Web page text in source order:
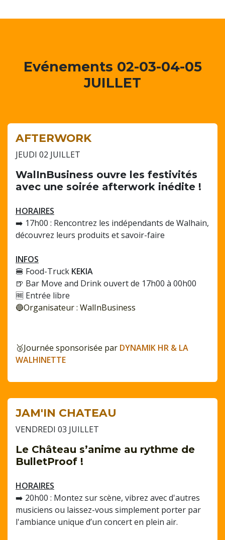
Evénements 02-03-04-05
JUILLET
AFTERWORK
JEUDI 02 JUILLET
WalInBusiness ouvre les festivités
avec une soirée afterwork inédite !
HORAIRES
➡️ 17h00 : Rencontrez les indépendants de Walhain,
découvrez leurs produits et savoir-faire
INFOS
🍔 Food-Truck KEKIA
🍺 Bar Move and Drink ouvert de 17h00 à 00h00
🆓 Entrée libre
🔵Organisateur : WalInBusiness
🥉Journée sponsorisée par DYNAMIK HR & LA
WALHINETTE
JAM'IN CHATEAU
VENDREDI 03 JUILLET
Le Château s’anime au rythme de
BulletProof !
HORAIRES
➡️ 20h00 : Montez sur scène, vibrez avec d'autres
musiciens ou laissez-vous simplement porter par
l'ambiance unique d’un concert en plein air.